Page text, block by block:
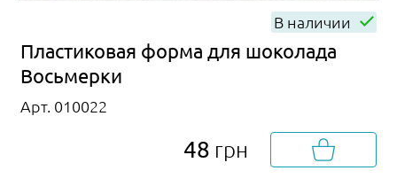
В наличии
Пластиковая форма для шоколада
Восьмерки
Арт. 010022
48 грн